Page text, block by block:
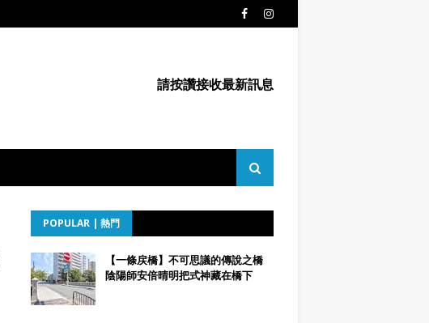
請按讚接收最新訊息
POPULAR | 熱門
【一條戻橋】不可思議的傳說之橋
陰陽師安倍晴明把式神藏在橋下